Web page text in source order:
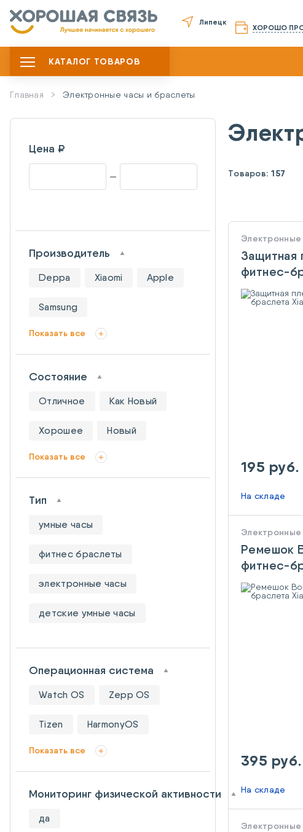
Липецк
ХОРОШО
КАТАЛОГ ТОВАРОВ
Главная Электронные часы и браслеты
Цена ₽
Производитель
Deppa Xiaomi Apple
Samsung
Показать все
Состояние
Отличное Как Новый
Хорошее Новый
Показать все
Тип
умные часы
фитнес браслеты
электронные часы
детские умные часы
Операционная система
Watch OS Zepp OS
Tizen HarmonyOS
Показать все
Мониторинг физической активности
да
Товаров: 157
Защитная
фитнес-
Mi Band 3
195 руб.
На складе
Ремешок
фитнес-
Mi Band
395 руб.
На складе